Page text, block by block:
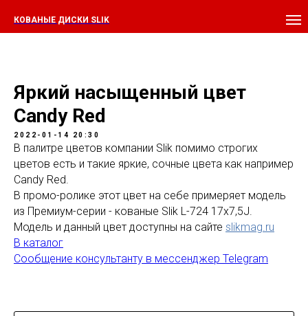
КОВАНЫЕ ДИСКИ SLIK
Яркий насыщенный цвет
Candy Red
2022-01-14 20:30
В палитре цветов компании Slik помимо строгих
цветов есть и такие яркие, сочные цвета как например
Candy Red.
В промо-ролике этот цвет на себе примеряет модель
из Премиум-серии - кованые Slik L-724 17х7,5J.
Модель и данный цвет доступны на сайте slikmag.ru
В каталог
Сообщение консультанту в мессенджер Telegram